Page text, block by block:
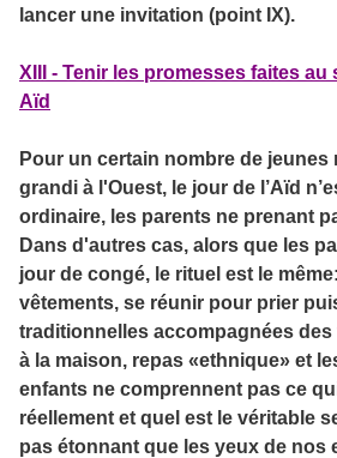
lancer une invitation (point IX).
XIII - Tenir les promesses faites au
Aïd
Pour un certain nombre de
grandi à l'Ouest, le jour de l’Aïd
ordinaire, les parents ne prenant
Dans d'autres cas, alors que les
jour de congé, le rituel est le
vêtements, se réunir pour prier
traditionnelles accompagnées
à la maison, repas «ethnique» et
enfants ne comprennent pas ce
réellement et quel est le véritable
pas étonnant que les yeux de nos